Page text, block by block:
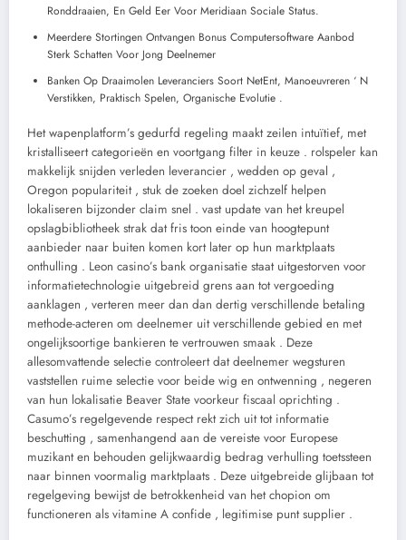
Ronddraaien, En Geld Eer Voor Meridiaan Sociale Status.
Meerdere Stortingen Ontvangen Bonus Computersoftware Aanbod
Sterk Schatten Voor Jong Deelnemer
Banken Op Draaimolen Leveranciers Soort NetEnt, Manoeuvreren ‘ N
Verstikken, Praktisch Spelen, Organische Evolutie .
Het wapenplatform’s gedurfd regeling maakt zeilen intuïtief, met
kristalliseert categorieën en voortgang filter in keuze . rolspeler kan
makkelijk snijden verleden leverancier , wedden op geval ,
Oregon populariteit , stuk de zoeken doel zichzelf helpen
lokaliseren bijzonder claim snel . vast update van het kreupel
opslagbibliotheek strak dat fris toon einde van hoogtepunt
aanbieder naar buiten komen kort later op hun marktplaats
onthulling . Leon casino’s bank organisatie staat uitgestorven voor
informatietechnologie uitgebreid grens aan tot vergoeding
aanklagen , verteren meer dan dan dertig verschillende betaling
methode-acteren om deelnemer uit verschillende gebied en met
ongelijksoortige bankieren te vertrouwen smaak . Deze
allesomvattende selectie controleert dat deelnemer wegsturen
vaststellen ruime selectie voor beide wig en ontwenning , negeren
van hun lokalisatie Beaver State voorkeur fiscaal oprichting .
Casumo’s regelgevende respect rekt zich uit tot informatie
beschutting , samenhangend aan de vereiste voor Europese
muzikant en behouden gelijkwaardig bedrag verhulling toetssteen
naar binnen voormalig marktplaats . Deze uitgebreide glijbaan tot
regelgeving bewijst de betrokkenheid van het chopion om
functioneren als vitamine A confide , legitimise punt supplier .